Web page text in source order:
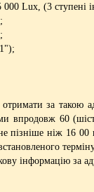
Lux, (3 ступені
за такою
впродовж 60
пізніше ніж 16
інформацію